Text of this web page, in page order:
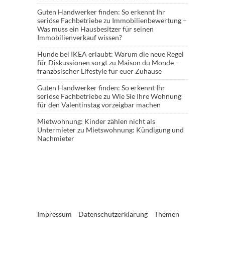
Guten Handwerker finden: So erkennt Ihr
seriöse Fachbetriebezu Immobilienbewertung –
Was muss ein Hausbesitzer für seinen
Immobilienverkauf wissen?
Hunde bei IKEA erlaubt: Warum die neue Regel
für Diskussionen sorgtzu Maison du Monde –
französischer Lifestyle für euer Zuhause
Guten Handwerker finden: So erkennt Ihr
seriöse Fachbetriebezu Wie Sie Ihre Wohnung
für den Valentinstag vorzeigbar machen
Mietwohnung: Kinder zählen nicht als
Untermieterzu Mietswohnung: Kündigung und
Nachmieter
Impressum Datenschutzerklärung Themen